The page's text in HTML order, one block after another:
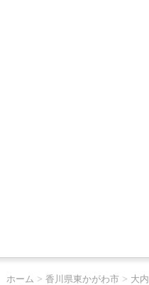
ホーム > 香川県東かがわ市> 大内